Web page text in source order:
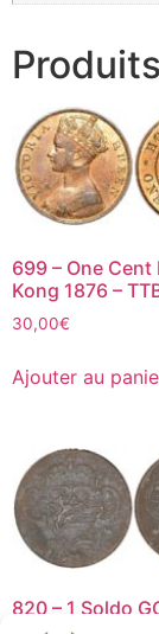
699 – One Cent
Kong 1876 –
30,00€
Ajouter au
820 – 1 Soldo